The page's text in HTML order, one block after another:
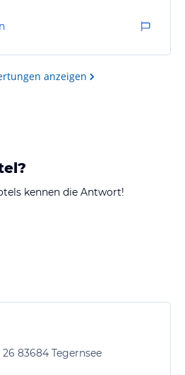
anzeigen
kennen die Antwort!
83684 Tegernsee